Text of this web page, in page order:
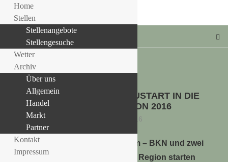
BKN PFLANZEN MIT NEUSTART IN DIE
FRÜHJAHRSSAISON 2016
22. Februar 2016
Erfreuliche Nachrichten aus Holm – BKN und zwei
traditionsreiche Betriebe aus der Region starten
Home
Stellen
Stellenangebote
Stellengesuche
Wetter
Archiv
Über uns
Allgemein
Handel
Markt
Partner
Kontakt
Impressum